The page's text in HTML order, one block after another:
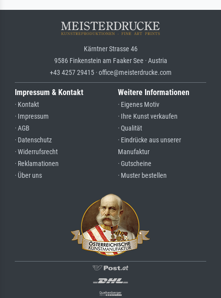
Kärntner Strasse 46
9586 Finkenstein am Faaker See · Austria
+43 4257 29415 · office@meisterdrucke.com
Impressum & Kontakt
· Kontakt
· Impressum
· AGB
· Datenschutz
· Widerrufsrecht
· Reklamationen
· Über uns
Weitere Informationen
· Eigenes Motiv
· Ihre Kunst verkaufen
· Qualität
· Eindrücke aus unserer
Manufaktur
· Gutscheine
· Muster bestellen